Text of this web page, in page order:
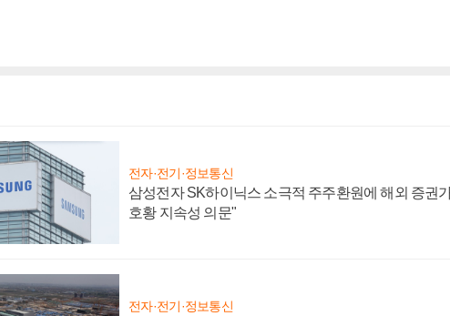
전자·전기·정보통신
삼성전자 SK하이닉스 소극적 주주환원에 해외 증권
호황 지속성 의문"
전자·전기·정보통신